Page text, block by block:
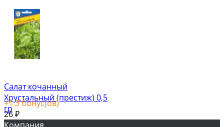
Салат кочанный
Хрустальный (престиж) 0,5
гр
+1.3бонус(ов)
26 ₽